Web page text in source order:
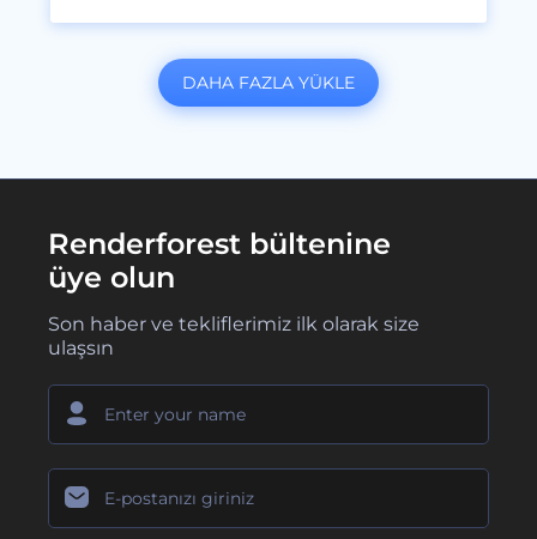
DAHA FAZLA YÜKLE
Renderforest bültenine
üye olun
Son haber ve tekliflerimiz ilk olarak size
ulaşsın